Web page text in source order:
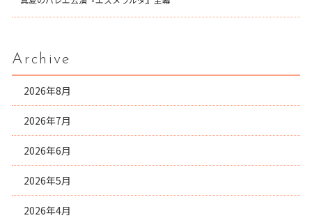
Archive
2026年8月
2026年7月
2026年6月
2026年5月
2026年4月